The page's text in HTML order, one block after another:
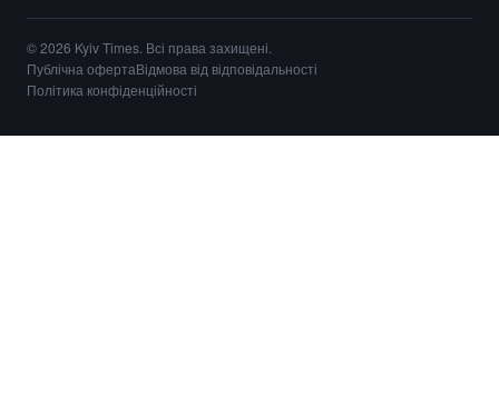
© 2026 Kyiv Times. Всі права захищені.
Публічна офертаВідмова від відповідальності
Політика конфіденційності